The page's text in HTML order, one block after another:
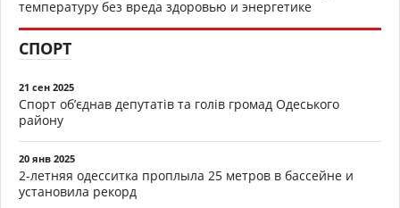
температуру без вреда здоровью и энергетике
СПОРТ
21 сен 2025
Спорт об’єднав депутатів та голів громад Одеського
району
20 янв 2025
2-летняя одесситка проплыла 25 метров в бассейне и
установила рекорд